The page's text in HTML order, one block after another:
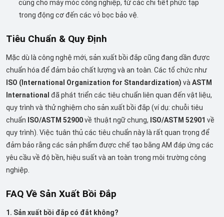
cùng cho máy móc công nghiệp, từ các chi tiết phức tạp
trong động cơ đến các vỏ bọc bảo vệ.
Tiêu Chuẩn & Quy Định
Mặc dù là công nghệ mới, sản xuất bồi đắp cũng đang dần được
chuẩn hóa để đảm bảo chất lượng và an toàn. Các tổ chức như
ISO (International Organization for Standardization) và ASTM
International đã phát triển các tiêu chuẩn liên quan đến vật liệu,
quy trình và thử nghiệm cho sản xuất bồi đắp (ví dụ: chuỗi tiêu
chuẩn ISO/ASTM 52900về thuật ngữ chung, ISO/ASTM 52901 về
quy trình). Việc tuân thủ các tiêu chuẩn này là rất quan trọng để
đảm bảo rằng các sản phẩm được chế tạo bằng AM đáp ứng các
yêu cầu về độ bền, hiệu suất và an toàn trong môi trường công
nghiệp.
FAQ Về Sản Xuất Bồi Đắp
1. Sản xuất bồi đắp có đắt không?